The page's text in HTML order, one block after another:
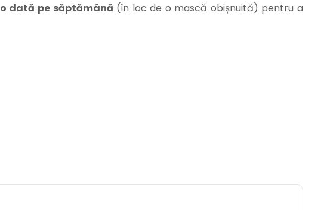
o dată pe săptămână (în loc de o mască obișnuită) pentru a